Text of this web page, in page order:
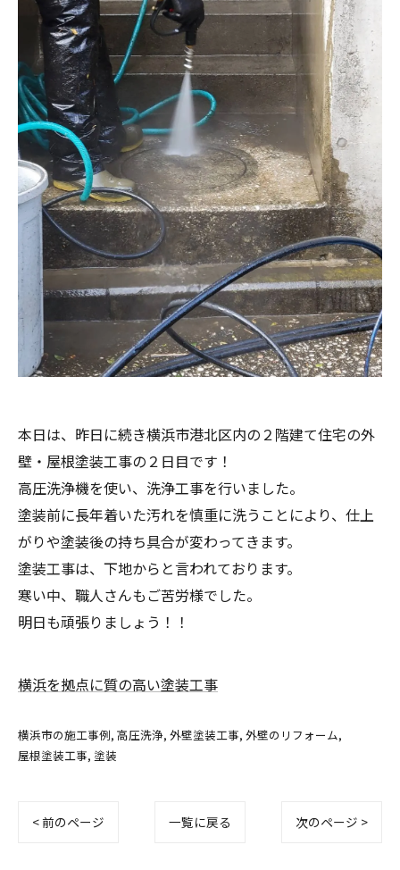
本日は、昨日に続き横浜市港北区内の２階建て住宅の外
壁・屋根塗装工事の２日目です！
高圧洗浄機を使い、洗浄工事を行いました。
塗装前に長年着いた汚れを慎重に洗うことにより、仕上
がりや塗装後の持ち具合が変わってきます。
塗装工事は、下地からと言われております。
寒い中、職人さんもご苦労様でした。
明日も頑張りましょう！！
横浜を拠点に質の高い塗装工事
横浜市の施工事例 高圧洗浄 外壁塗装工事 外壁のリフォーム
屋根塗装工事 塗装
< 前のページ 一覧に戻る 次のページ >